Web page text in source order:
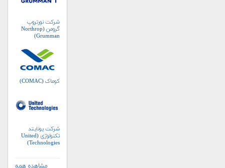
شرکت نورتروپ
گرومن (Northrop
Grumman)
کوماک (COMAC)
شرکت یونایتد
تکنولوژی (United
Technologies)
مشاهده همه